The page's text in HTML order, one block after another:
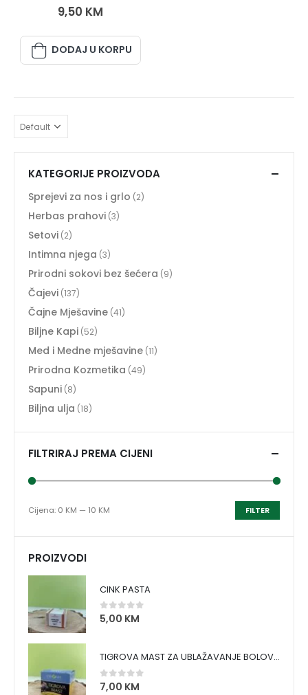
9,50 KM
DODAJ U KORPU
KATEGORIJE PROIZVODA
Sprejevi za nos i grlo (2)
Herbas prahovi (3)
Setovi (2)
Intimna njega (3)
Prirodni sokovi bez šećera (9)
Čajevi (137)
Čajne Mješavine (41)
Biljne Kapi (52)
Med i Medne mješavine (11)
Prirodna Kozmetika (49)
Sapuni (8)
Biljna ulja (18)
FILTRIRAJ PREMA CIJENI
FILTER
Cijena: 0 KM — 10 KM
PROIZVODI
CINK PASTA
0 out of 5
5,00 KM
TIGROVA MAST ZA UBLAŽAVANJE BOLOVA I ZAGRIJAVANJE MIŠIĆA
0 out of 5
7,00 KM